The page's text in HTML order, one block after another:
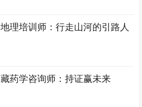
理培训师：行走山河的引路人
药学咨询师：持证赢未来